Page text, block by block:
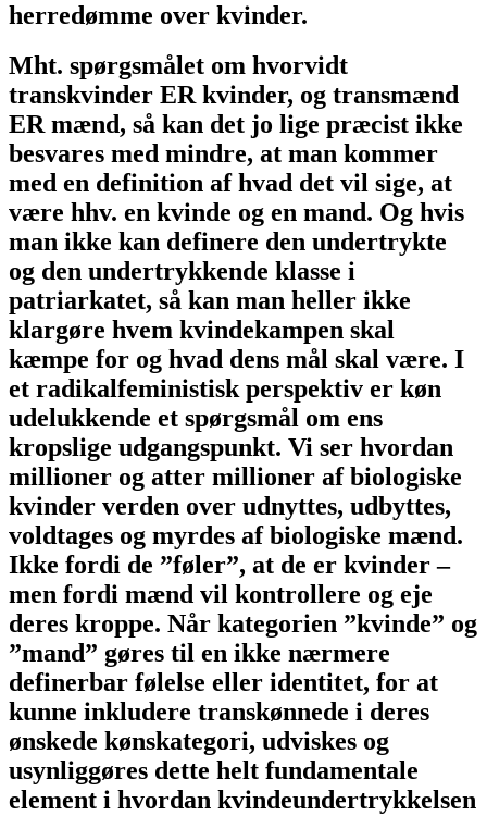
herredømme over kvinder.
Mht. spørgsmålet om hvorvidt
transkvinder ER kvinder, og transmænd
ER mænd, så kan det jo lige præcist ikke
besvares med mindre, at man kommer
med en definition af hvad det vil sige, at
være hhv. en kvinde og en mand. Og hvis
man ikke kan definere den undertrykte
og den undertrykkende klasse i
patriarkatet, så kan man heller ikke
klargøre hvem kvindekampen skal
kæmpe for og hvad dens mål skal være. I
et radikalfeministisk perspektiv er køn
udelukkende et spørgsmål om ens
kropslige udgangspunkt. Vi ser hvordan
millioner og atter millioner af biologiske
kvinder verden over udnyttes, udbyttes,
voldtages og myrdes af biologiske mænd.
Ikke fordi de ”føler”, at de er kvinder –
men fordi mænd vil kontrollere og eje
deres kroppe. Når kategorien ”kvinde” og
”mand” gøres til en ikke nærmere
definerbar følelse eller identitet, for at
kunne inkludere transkønnede i deres
ønskede kønskategori, udviskes og
usynliggøres dette helt fundamentale
element i hvordan kvindeundertrykkelsen